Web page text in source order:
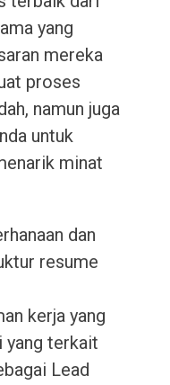
yang
mereka
proses
namun juga
untuk
minat
dan
resume
kerja yang
yang terkait
Lead